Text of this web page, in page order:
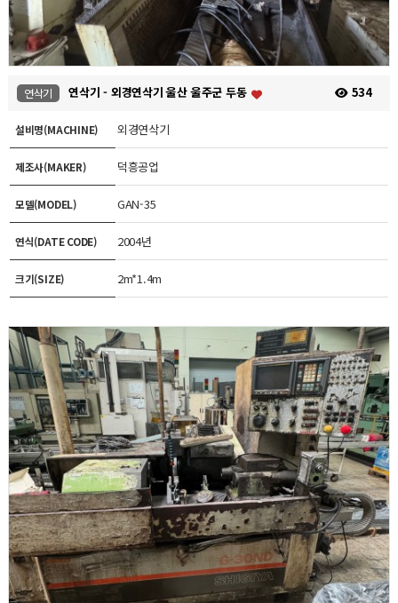
연삭기 연삭기 - 외경연삭기 울산 울주군 두동 534
설비명(MACHINE) 외경연삭기
제조사(MAKER) 덕흥공업
모델(MODEL) GAN-35
연식(DATE CODE) 2004년
크기(SIZE) 2m*1.4m